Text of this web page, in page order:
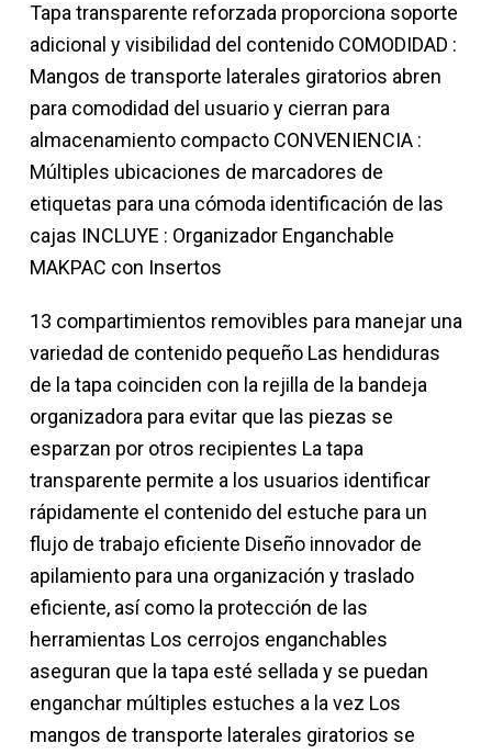
Tapa transparente reforzada proporciona soporte
adicional y visibilidad del contenido COMODIDAD :
Mangos de transporte laterales giratorios abren
para comodidad del usuario y cierran para
almacenamiento compacto CONVENIENCIA :
Múltiples ubicaciones de marcadores de
etiquetas para una cómoda identificación de las
cajas INCLUYE : Organizador Enganchable
MAKPAC con Insertos
13 compartimientos removibles para manejar una
variedad de contenido pequeño Las hendiduras
de la tapa coinciden con la rejilla de la bandeja
organizadora para evitar que las piezas se
esparzan por otros recipientes La tapa
transparente permite a los usuarios identificar
rápidamente el contenido del estuche para un
flujo de trabajo eficiente Diseño innovador de
apilamiento para una organización y traslado
eficiente, así como la protección de las
herramientas Los cerrojos enganchables
aseguran que la tapa esté sellada y se puedan
enganchar múltiples estuches a la vez Los
mangos de transporte laterales giratorios se